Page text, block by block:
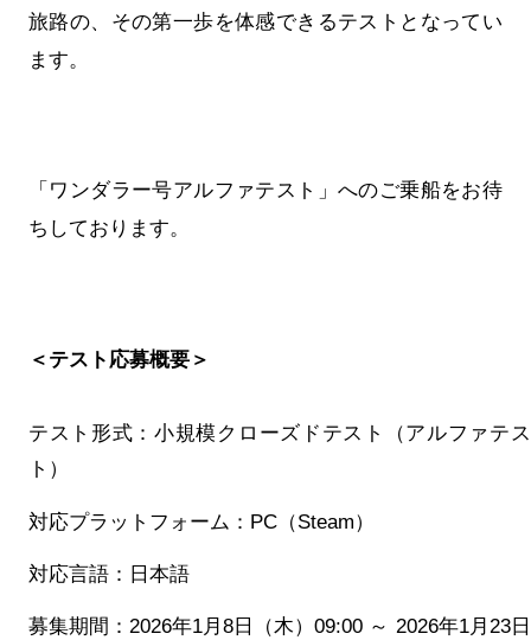
旅路の、その第一歩を体感できるテストとなってい
ます。
「ワンダラー号アルファテスト」へのご乗船をお待
ちしております。
＜テスト応募概要＞
テスト形式：小規模クローズドテスト（アルファテス
ト）
対応プラットフォーム：PC（Steam）
対応言語：日本語
募集期間： 2026年1月8日（木）09:00 ～ 2026年1月23日